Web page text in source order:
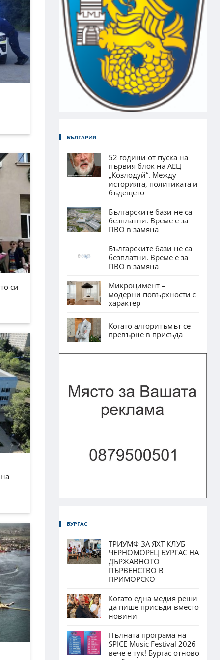
си
БЪЛГАРИЯ
52 години от пуска на
първия блок на АЕЦ
„Козлодуй“. Между
историята, политиката и
бъдещето
Българските бази не са
безплатни. Време е за
ПВО в замяна
Българските бази не са
безплатни. Време е за
ПВО в замяна
Микроцимент –
модерни повърхности с
характер
Когато алгоритъмът се
превърне в присъда
БУРГАС
ТРИУМФ ЗА ЯХТ КЛУБ
ЧЕРНОМОРЕЦ БУРГАС НА
ДЪРЖАВНОТО
ПЪРВЕНСТВО В
ПРИМОРСКО
Когато една медия реши
да пише присъди вместо
новини
Пълната програма на
SPICE Music Festival 2026
вече е тук! Бургас отново